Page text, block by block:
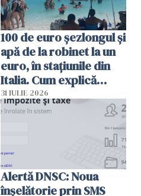
100 de euro șezlongul și
apă de la robinet la un
euro, în stațiunile din
Italia. Cum explică
autoritățile
31 IULIE 2026
Alertă DNSC: Noua
înșelătorie prin SMS